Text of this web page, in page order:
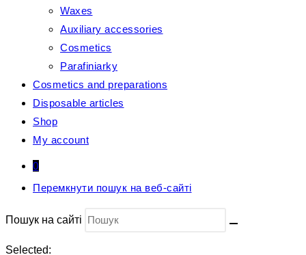
Waxes
Auxiliary accessories
Cosmetics
Parafiniarky
Cosmetics and preparations
Disposable articles
Shop
My account
0
Перемкнути пошук на веб-сайті
Пошук на сайті
Selected: